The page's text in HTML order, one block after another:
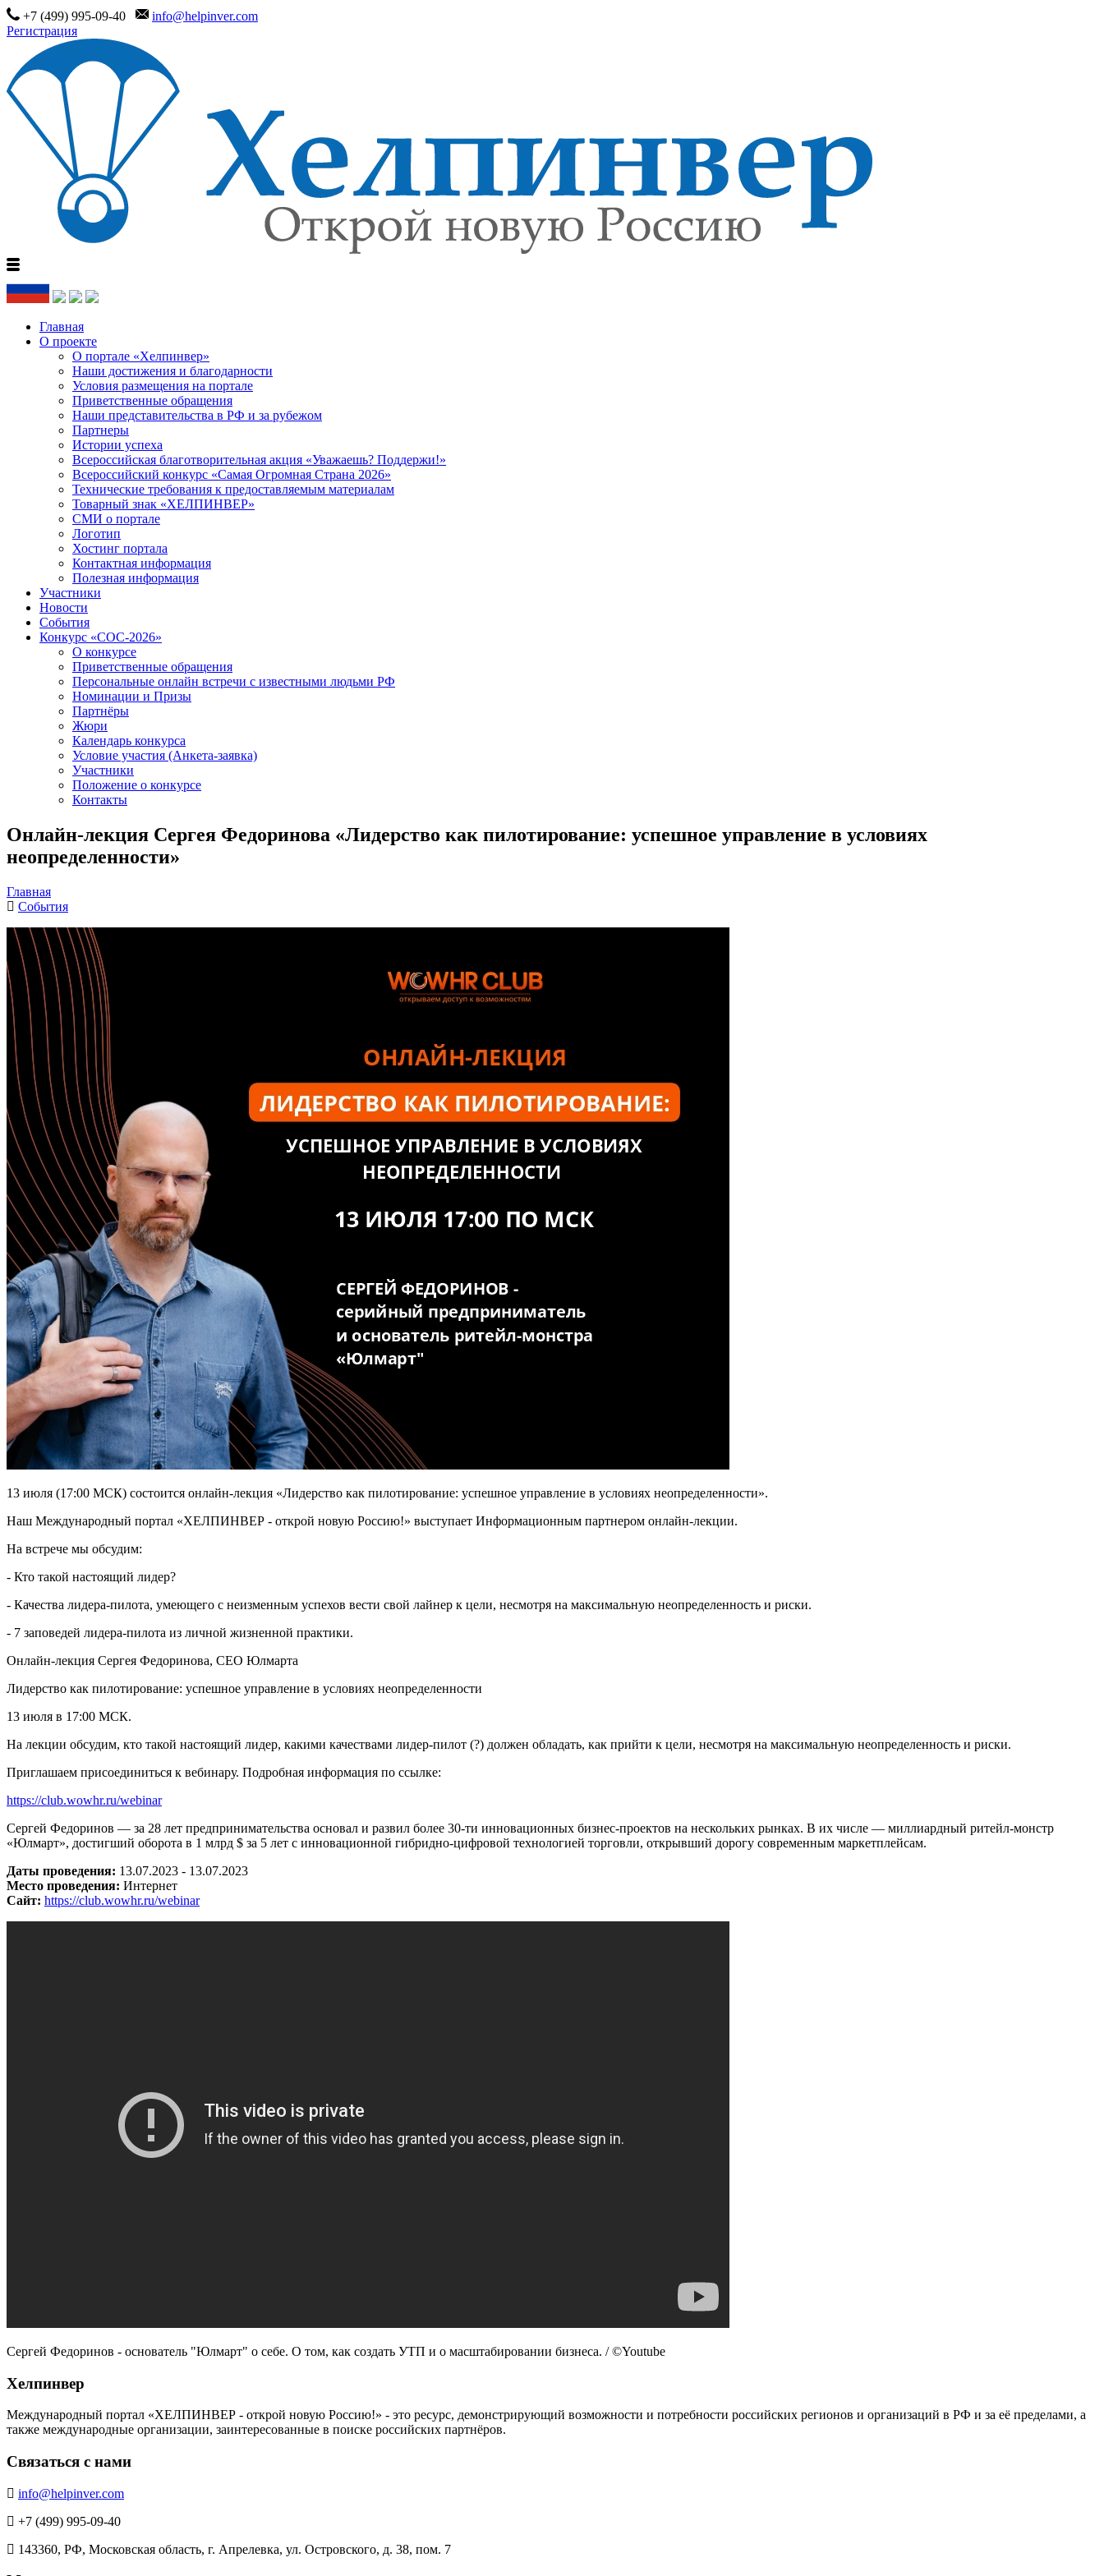
+7 (499) 995-09-40
info@helpinver.com
Регистрация
Главная
О проекте
О портале «Хелпинвер»
Наши достижения и благодарности
Условия размещения на портале
Приветственные обращения
Наши представительства в РФ и за рубежом
Партнеры
Истории успеха
Всероссийская благотворительная акция «Уважаешь? Поддержи!»
Всероссийский конкурс «Самая Огромная Страна 2026»
Технические требования к предоставляемым материалам
Товарный знак «ХЕЛПИНВЕР»
СМИ о портале
Логотип
Хостинг портала
Контактная информация
Полезная информация
Участники
Новости
События
Конкурс «СОС-2026»
О конкурсе
Приветственные обращения
Персональные онлайн встречи с известными людьми РФ
Номинации и Призы
Партнёры
Жюри
Календарь конкурса
Условие участия (Анкета-заявка)
Участники
Положение о конкурсе
Контакты
Онлайн-лекция Сергея Федоринова «Лидерство как пилотирование: успешное управление в условиях
неопределенности»
Главная
События
13 июля (17:00 МСК) состоится онлайн-лекция «Лидерство как пилотирование: успешное управление в условиях неопределенности».
Наш Международный портал «ХЕЛПИНВЕР - открой новую Россию!» выступает Информационным партнером онлайн-лекции.
На встрече мы обсудим:
- Кто такой настоящий лидер?
- Качества лидера-пилота, умеющего с неизменным успехов вести свой лайнер к цели, несмотря на максимальную неопределенность и риски.
- 7 заповедей лидера-пилота из личной жизненной практики.
Онлайн-лекция Сергея Федоринова, СЕО Юлмарта
Лидерство как пилотирование: успешное управление в условиях неопределенности
13 июля в 17:00 МСК.
На лекции обсудим, кто такой настоящий лидер, какими качествами лидер-пилот (?) должен обладать, как прийти к цели, несмотря на максимальную неопределенность и риски.
Приглашаем присоединиться к вебинару. Подробная информация по ссылке:
https://club.wowhr.ru/webinar
Сергей Федоринов — за 28 лет предпринимательства основал и развил более 30-ти инновационных бизнес-проектов на нескольких рынках. В их числе — миллиардный ритейл-монстр
«Юлмарт», достигший оборота в 1 млрд $ за 5 лет с инновационной гибридно-цифровой технологией торговли, открывший дорогу современным маркетплейсам.
Даты проведения: 13.07.2023 - 13.07.2023
Место проведения: Интернет
Сайт: https://club.wowhr.ru/webinar
Сергей Федоринов - основатель "Юлмарт" о себе. О том, как создать УТП и о масштабировании бизнеса. / ©Youtube
Хелпинвер
Международный портал «ХЕЛПИНВЕР - открой новую Россию!» - это ресурс, демонстрирующий возможности и потребности российских регионов и организаций в РФ и за её пределами, а
также международные организации, заинтересованные в поиске российских партнёров.
Связаться с нами
info@helpinver.com
+7 (499) 995-09-40
143360, РФ, Московская область, г. Апрелевка, ул. Островского, д. 38, пом. 7